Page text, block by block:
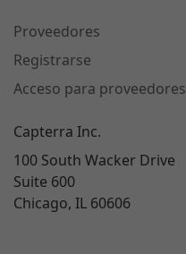
Proveedores
Registrarse
Acceso para proveedores
Capterra Inc.
100 South Wacker Drive
Suite 600
Chicago, IL 60606